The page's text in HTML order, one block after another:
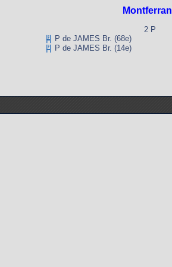
2 P
P de JAMES Br. (68e)
P de JAMES Br. (14e)